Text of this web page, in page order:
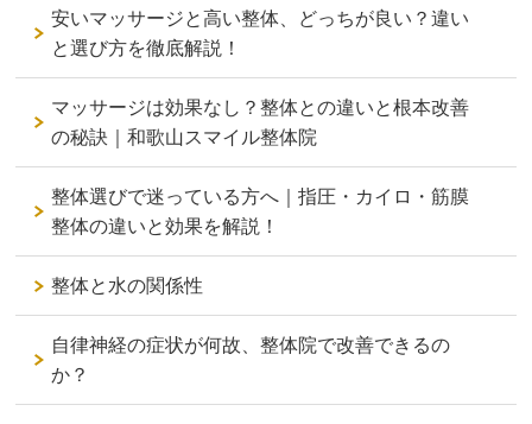
安いマッサージと高い整体、どっちが良い？違い
と選び方を徹底解説！
マッサージは効果なし？整体との違いと根本改善
の秘訣｜和歌山スマイル整体院
整体選びで迷っている方へ｜指圧・カイロ・筋膜
整体の違いと効果を解説！
整体と水の関係性
自律神経の症状が何故、整体院で改善できるの
か？